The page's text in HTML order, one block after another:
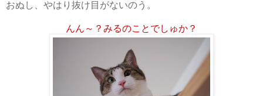
おぬし、やはり抜け目がないのう。
んん～？みるのことでしゅか？